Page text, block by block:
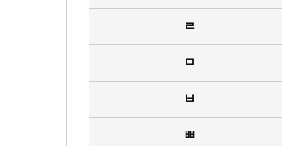
ㄹ
ㅁ
ㅂ
ㅃ